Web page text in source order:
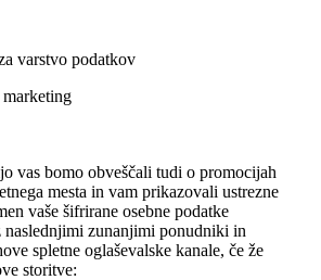
varstvo podatkov
vas bomo obveščali tudi o promocijah
mesta in vam prikazovali ustrezne
vaše šifrirane osebne podatke
naslednjimi zunanjimi ponudniki in
spletne oglaševalske kanale, če že
storitve: